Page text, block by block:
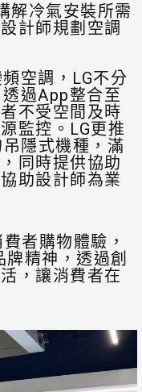
解冷氣安裝所需
計師規劃空調
空調，LG不分
過App整合至
不受空間及時
監控。LG更推
隱式機種，滿
同時提供協助
助設計師為業
者購物體驗，
精神，透過創
，讓消費者在